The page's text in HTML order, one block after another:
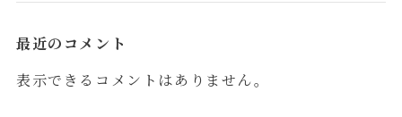
最近のコメント
表示できるコメントはありません。